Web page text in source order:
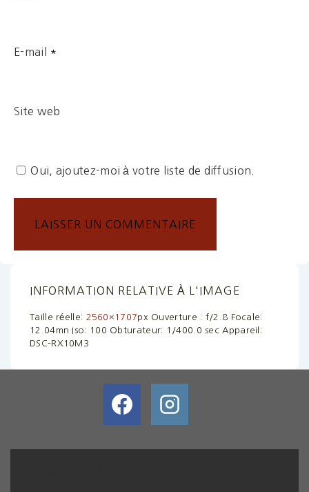
E-mail *
Site web
Oui, ajoutez-moi à votre liste de diffusion.
INFORMATION RELATIVE À L'IMAGE
Taille réelle: 2560×1707px Ouverture : f/2.8 Focale:
12.04mn Iso: 100 Obturateur: 1/400.0 sec Appareil:
DSC-RX10M3